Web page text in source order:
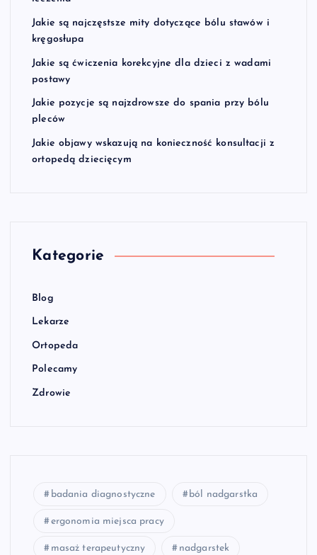
Jakie są najczęstsze mity dotyczące bólu stawów i
kręgosłupa
Jakie są ćwiczenia korekcyjne dla dzieci z wadami
postawy
Jakie pozycje są najzdrowsze do spania przy bólu
pleców
Jakie objawy wskazują na konieczność konsultacji z
ortopedą dziecięcym
Kategorie
Blog
Lekarze
Ortopeda
Polecamy
Zdrowie
badania diagnostyczne ból nadgarstka
ergonomia miejsca pracy
masaż terapeutyczny nadgarstek